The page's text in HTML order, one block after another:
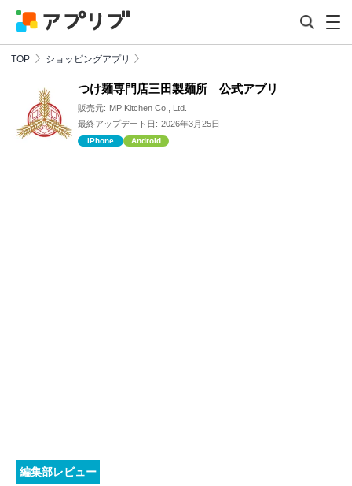
TOP ショッピングアプリ
つけ麺専門店三田製麺所 公式アプリ
販売元: MP Kitchen Co., Ltd.
最終アップデート日: 2026年3月25日
iPhone Android
編集部レビュー